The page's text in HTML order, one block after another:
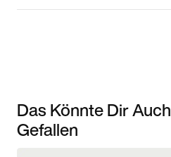
Das Könnte Dir Auch
Gefallen